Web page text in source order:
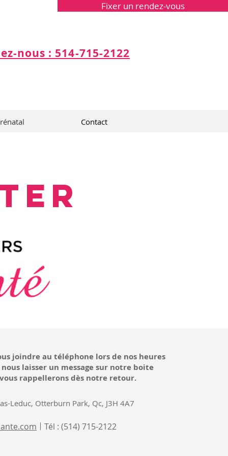
Fixer un rendez-vous
nous : 514-715-2122
Contact
joindre au téléphone lors de nos heures
laisser un message sur notre boite
rappellerons dès notre retour.
Leduc, Otterburn Park, Qc, J3H 4A7
Tél : (514) 715-2122